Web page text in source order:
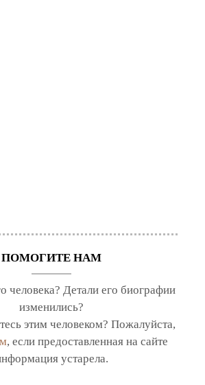
ПОМОГИТЕ НАМ
человека? Детали его биографии
изменились?
этим человеком? Пожалуйста,
, если предоставленная на сайте
устарела.